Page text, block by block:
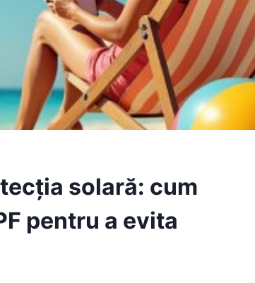
solară: cum
pentru a evita